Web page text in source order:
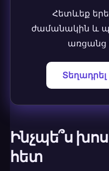
Հետևեք
ժամանակին և
առցանց
Ինչպե՞ս
հետ